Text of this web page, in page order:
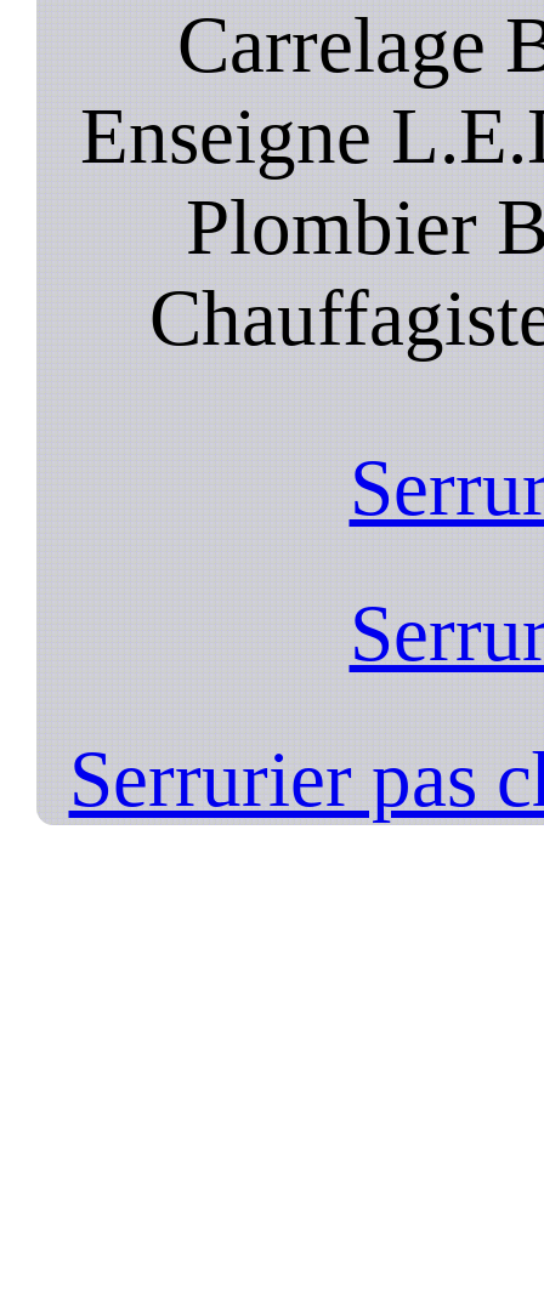
Carrelage
Enseigne
Plombier
Serrurier pas